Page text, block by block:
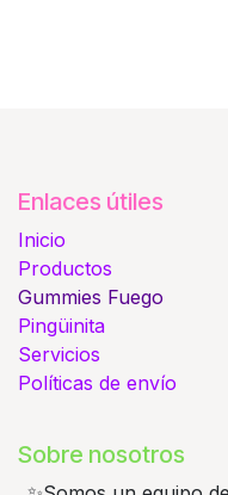
Enlaces útiles
Inicio
Productos
Gummies Fuego
Pingüinita
Servicios
Políticas de envío
Sobre nosotros